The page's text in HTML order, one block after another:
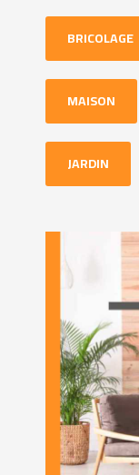
BRICOLAGE
MAISON
JARDIN